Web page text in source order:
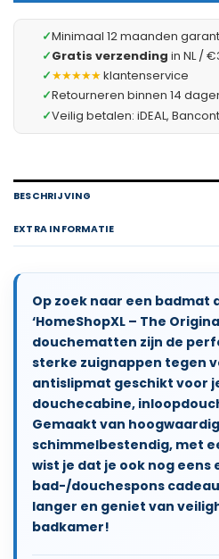
✓Minimaal 12 maanden
✓Gratis verzending in NL /
✓★★★★★klantenservice
✓Retourneren binnen 14
✓Veilig betalen: iDEAL,
BESCHRIJVING
EXTRA INFORMATIE
Op zoek naar een badmat
‘HomeShopXL – The
douchematten zijn de
sterke zuignappen tegen
antislipmat geschikt voor
douchecabine,
Gemaakt van
schimmelbestendig, met
wist je dat je ook nog eens
bad-/douchespons
langer en geniet van
badkamer!